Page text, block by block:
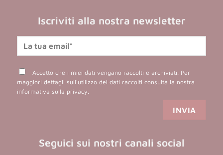
Iscriviti alla nostra newsletter
Accetto che i miei dati vengano raccolti e archiviati. Per
maggiori dettagli sull'utilizzo dei dati raccolti consulta la nostra
informativa sulla privacy.
Seguici sui nostri canali social